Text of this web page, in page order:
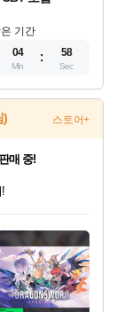
기간
04
Min
57
Sec
) 스토어+
나보세요!
나보세요!
지!
매 중!
예약하세요!
만나보세요!
나보세요!
만나보세요!
!
!!